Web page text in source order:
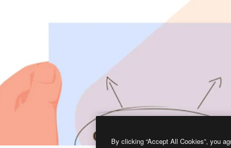
By clicking “Accept All Cookies”, you